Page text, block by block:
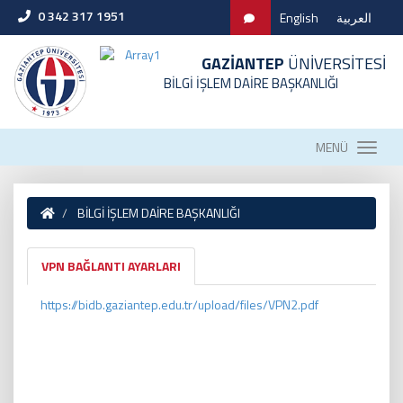
0 342 317 1951 English العربية
GAZİANTEP ÜNİVERSİTESİ
BİLGİ İŞLEM DAİRE BAŞKANLIĞI
MENÜ
BİLGİ İŞLEM DAİRE BAŞKANLIĞI
VPN BAĞLANTI AYARLARI
https://bidb.gaziantep.edu.tr/upload/files/VPN2.pdf